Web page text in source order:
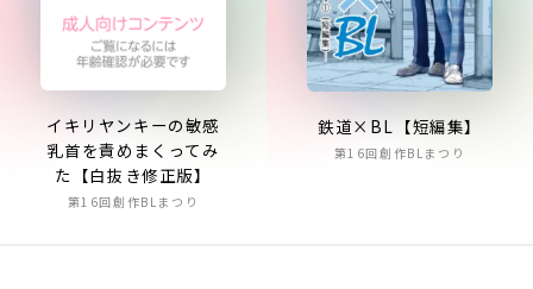
イキリヤンキーの敏感
乳首を責めまくってみ
た【白抜き修正版】
第16回創作BLまつり
鉄道×BL【短編集】
第16回創作BLまつり